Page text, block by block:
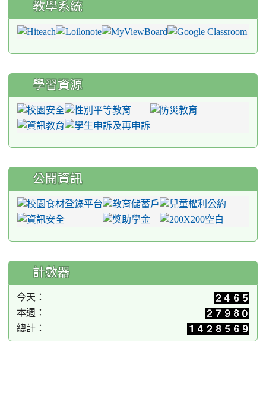
教學系統
學習資源
公開資訊
計數器
今天：
本週：
總計：